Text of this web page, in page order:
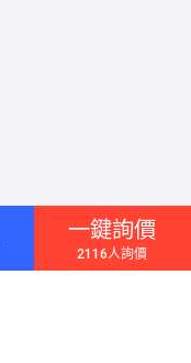
一鍵詢價
2116人詢價